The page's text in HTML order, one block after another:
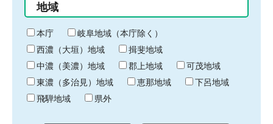
り
終
わ
り
地域
本庁
岐阜地域（本庁除く）
西濃（大垣）地域
揖斐地域
中濃（美濃）地域
郡上地域
可茂地域
東濃（多治見）地域
恵那地域
下呂地域
飛騨地域
県外